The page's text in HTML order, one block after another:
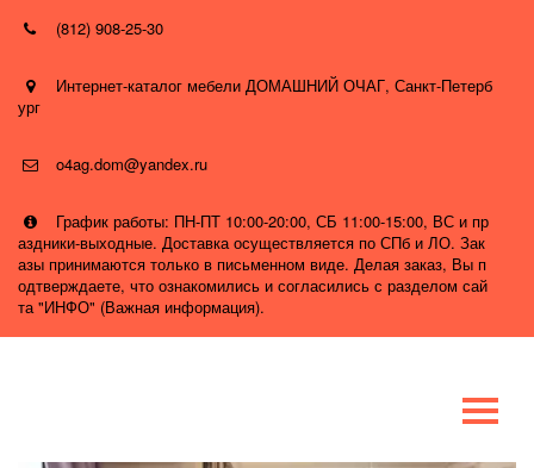
(812) 908-25-30
Интернет-каталог мебели ДОМАШНИЙ ОЧАГ, Санкт-Петерб
ург
o4ag.dom@yandex.ru
График работы: ПН-ПТ 10:00-20:00, СБ 11:00-15:00, ВС и пр
аздники-выходные. Доставка осуществляется по СПб и ЛО. Зак
азы принимаются только в письменном виде. Делая заказ, Вы п
одтверждаете, что ознакомились и согласились с разделом сай
та "ИНФО" (Важная информация).